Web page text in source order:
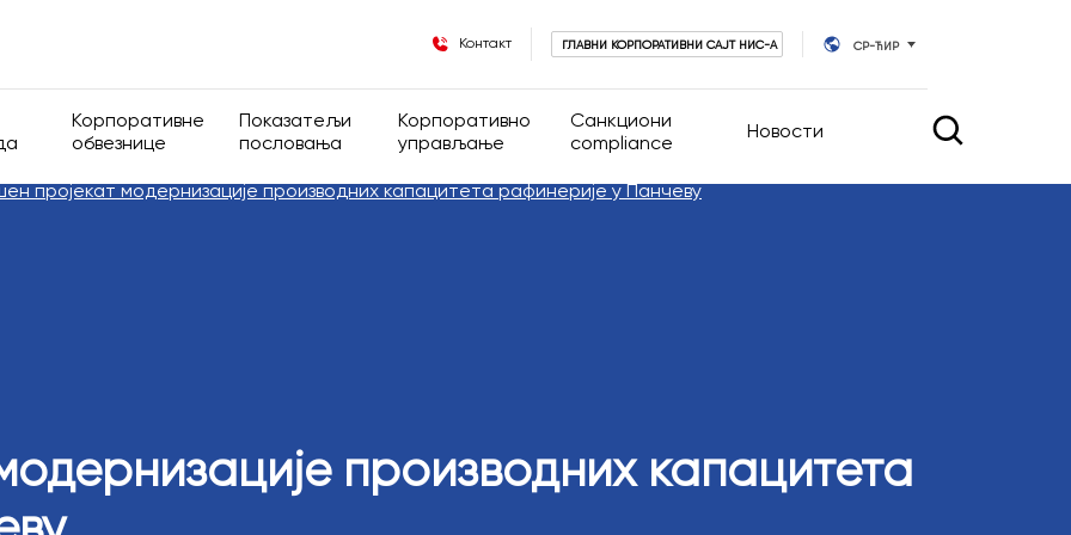
Контакт ГЛАВНИ КОРПОРАТИВНИ САЈТ НИС-А СР-ЋИР
власничка структура
Корпоративне
обвезнице
Опште информације
Показатељи
пословања
Финансијски показатељи
Корпоративно
управљање
Корпоративно управљање
управљања
Санкциони
compliance
Новости
пројекат модернизације производних капацитета рафинерије у Панчеву
производних капацитета